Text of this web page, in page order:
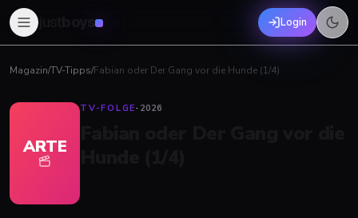
boys Login
Magazin/TV-Tipps/Fabian oder Der Gang vor die Hunde (1/4)
ARTE
TV-FOLGE· 2026